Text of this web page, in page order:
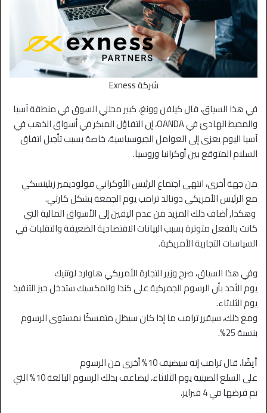
شركة Exness
في هذا السياق،قال كيلفن وونغ، كبير محللي السوق في منطقة آسيا
والمحيط الهادئ في OANDA، إن التفاؤل المبكر في أسواق الذهب في
آسيا اليوم يعزى إلى العوامل الجيوسياسية، خاصة بسبب تأجيل اتفاق
السلام المتوقع بين أوكرانيا وروسيا.
من جهة أخرى،انتهى اجتماع الرئيس الأوكراني فولوديمير زيلينسكي
مع الرئيس الأمريكي دونالد ترامب يوم الجمعة بشكل كارثي.
وهكذا, أضاف ذلك المزيد من عدم اليقين إلى الأسواق المالية التي
كانت بالفعل متوترة بسبب البيانات الاقتصادية الضعيفة والتقلبات في
السياسات التجارية الأمريكية.
وفي هذا السياق،صرح وزير التجارة الأمريكي هاوارد لوتنيك
يوم الأحد بأن الرسوم الجمركية على كندا والمكسيك ستدخل حيز التنفيذ
يوم الثلاثاء.
ومع ذلك،سيقرر ترامب ما إذا كان سيظل متمسكًا بمستوى الرسوم
بنسبة 25%.
أيضًا، قال ترامب إنه سيضيف 10% أخرى من الرسوم
على السلع الصينية يوم الثلاثاء، ليضاعف بذلك الرسوم البالغة 10% التي
تم فرضها في 4 فبراير.